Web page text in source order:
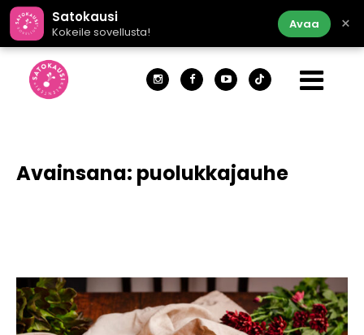
Satokausi
Kokeile sovellusta!
Avaa ×
Avainsana: puolukkajauhe